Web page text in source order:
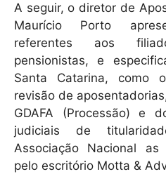
A seguir, o diretor de
Maurício Porto
referentes aos
pensionistas, e
Santa Catarina, como
revisão de
GDAFA (Processão) e
judiciais de
Associação Nacional
pelo escritório Motta &